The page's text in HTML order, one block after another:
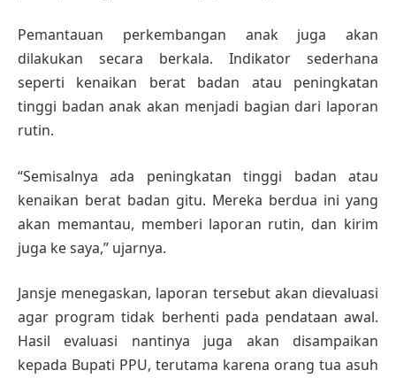
Pemantauan perkembangan anak juga akan
dilakukan secara berkala. Indikator sederhana
seperti kenaikan berat badan atau peningkatan
tinggi badan anak akan menjadi bagian dari laporan
rutin.
“Semisalnya ada peningkatan tinggi badan atau
kenaikan berat badan gitu. Mereka berdua ini yang
akan memantau, memberi laporan rutin, dan kirim
juga ke saya,” ujarnya.
Jansje menegaskan, laporan tersebut akan dievaluasi
agar program tidak berhenti pada pendataan awal.
Hasil evaluasi nantinya juga akan disampaikan
kepada Bupati PPU, terutama karena orang tua asuh